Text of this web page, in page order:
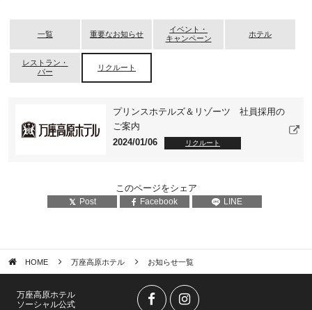
一覧 重要なお知らせ
イベント・
キャンペーン
ホテル
レストラン・
バー
リクルート
プリンスホテルズ＆リゾーツ 社員採用の
ご案内
2024/01/06
リクルート
このページをシェア
Post Facebook LINE
HOME 万座高原ホテル お知らせ一覧
万座高原ホテル
ソーシャル公式